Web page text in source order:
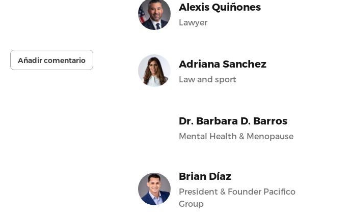
Añadir comentario
Alexis Quiñones
Lawyer
Adriana Sanchez
Law and sport
Dr. Barbara D. Barros
Mental Health & Menopause
Brian Díaz
President & Founder Pacifico
Group